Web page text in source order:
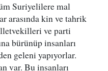
Suriyelilere mal
arasında kin ve tahrik
ve parti
bürünüp insanları
geleni yapıyorlar.
var. Bu insanları